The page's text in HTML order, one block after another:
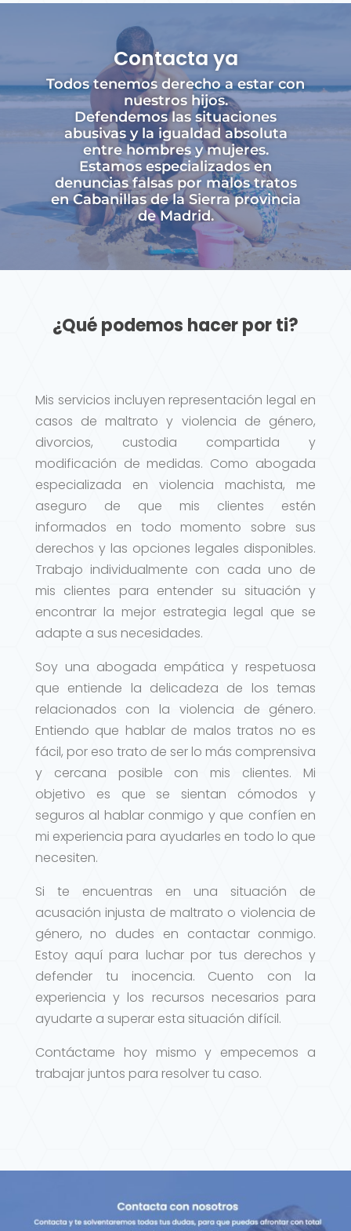
Contacta ya
Todos tenemos derecho a estar con
nuestros hijos.
Defendemos las situaciones
abusivas y la igualdad absoluta
entre hombres y mujeres.
Estamos especializados en
denuncias falsas por malos tratos
en Cabanillas de la Sierra provincia
de Madrid.
¿Qué podemos hacer por ti?
Mis servicios incluyen representación legal en
casos de maltrato y violencia de género,
divorcios, custodia compartida y
modificación de medidas. Como abogada
especializada en violencia machista, me
aseguro de que mis clientes estén
informados en todo momento sobre sus
derechos y las opciones legales disponibles.
Trabajo individualmente con cada uno de
mis clientes para entender su situación y
encontrar la mejor estrategia legal que se
adapte a sus necesidades.
Soy una abogada empática y respetuosa
que entiende la delicadeza de los temas
relacionados con la violencia de género.
Entiendo que hablar de malos tratos no es
fácil, por eso trato de ser lo más comprensiva
y cercana posible con mis clientes. Mi
objetivo es que se sientan cómodos y
seguros al hablar conmigo y que confíen en
mi experiencia para ayudarles en todo lo que
necesiten.
Si te encuentras en una situación de
acusación injusta de maltrato o violencia de
género, no dudes en contactar conmigo.
Estoy aquí para luchar por tus derechos y
defender tu inocencia. Cuento con la
experiencia y los recursos necesarios para
ayudarte a superar esta situación difícil.
Contáctame hoy mismo y empecemos a
trabajar juntos para resolver tu caso.